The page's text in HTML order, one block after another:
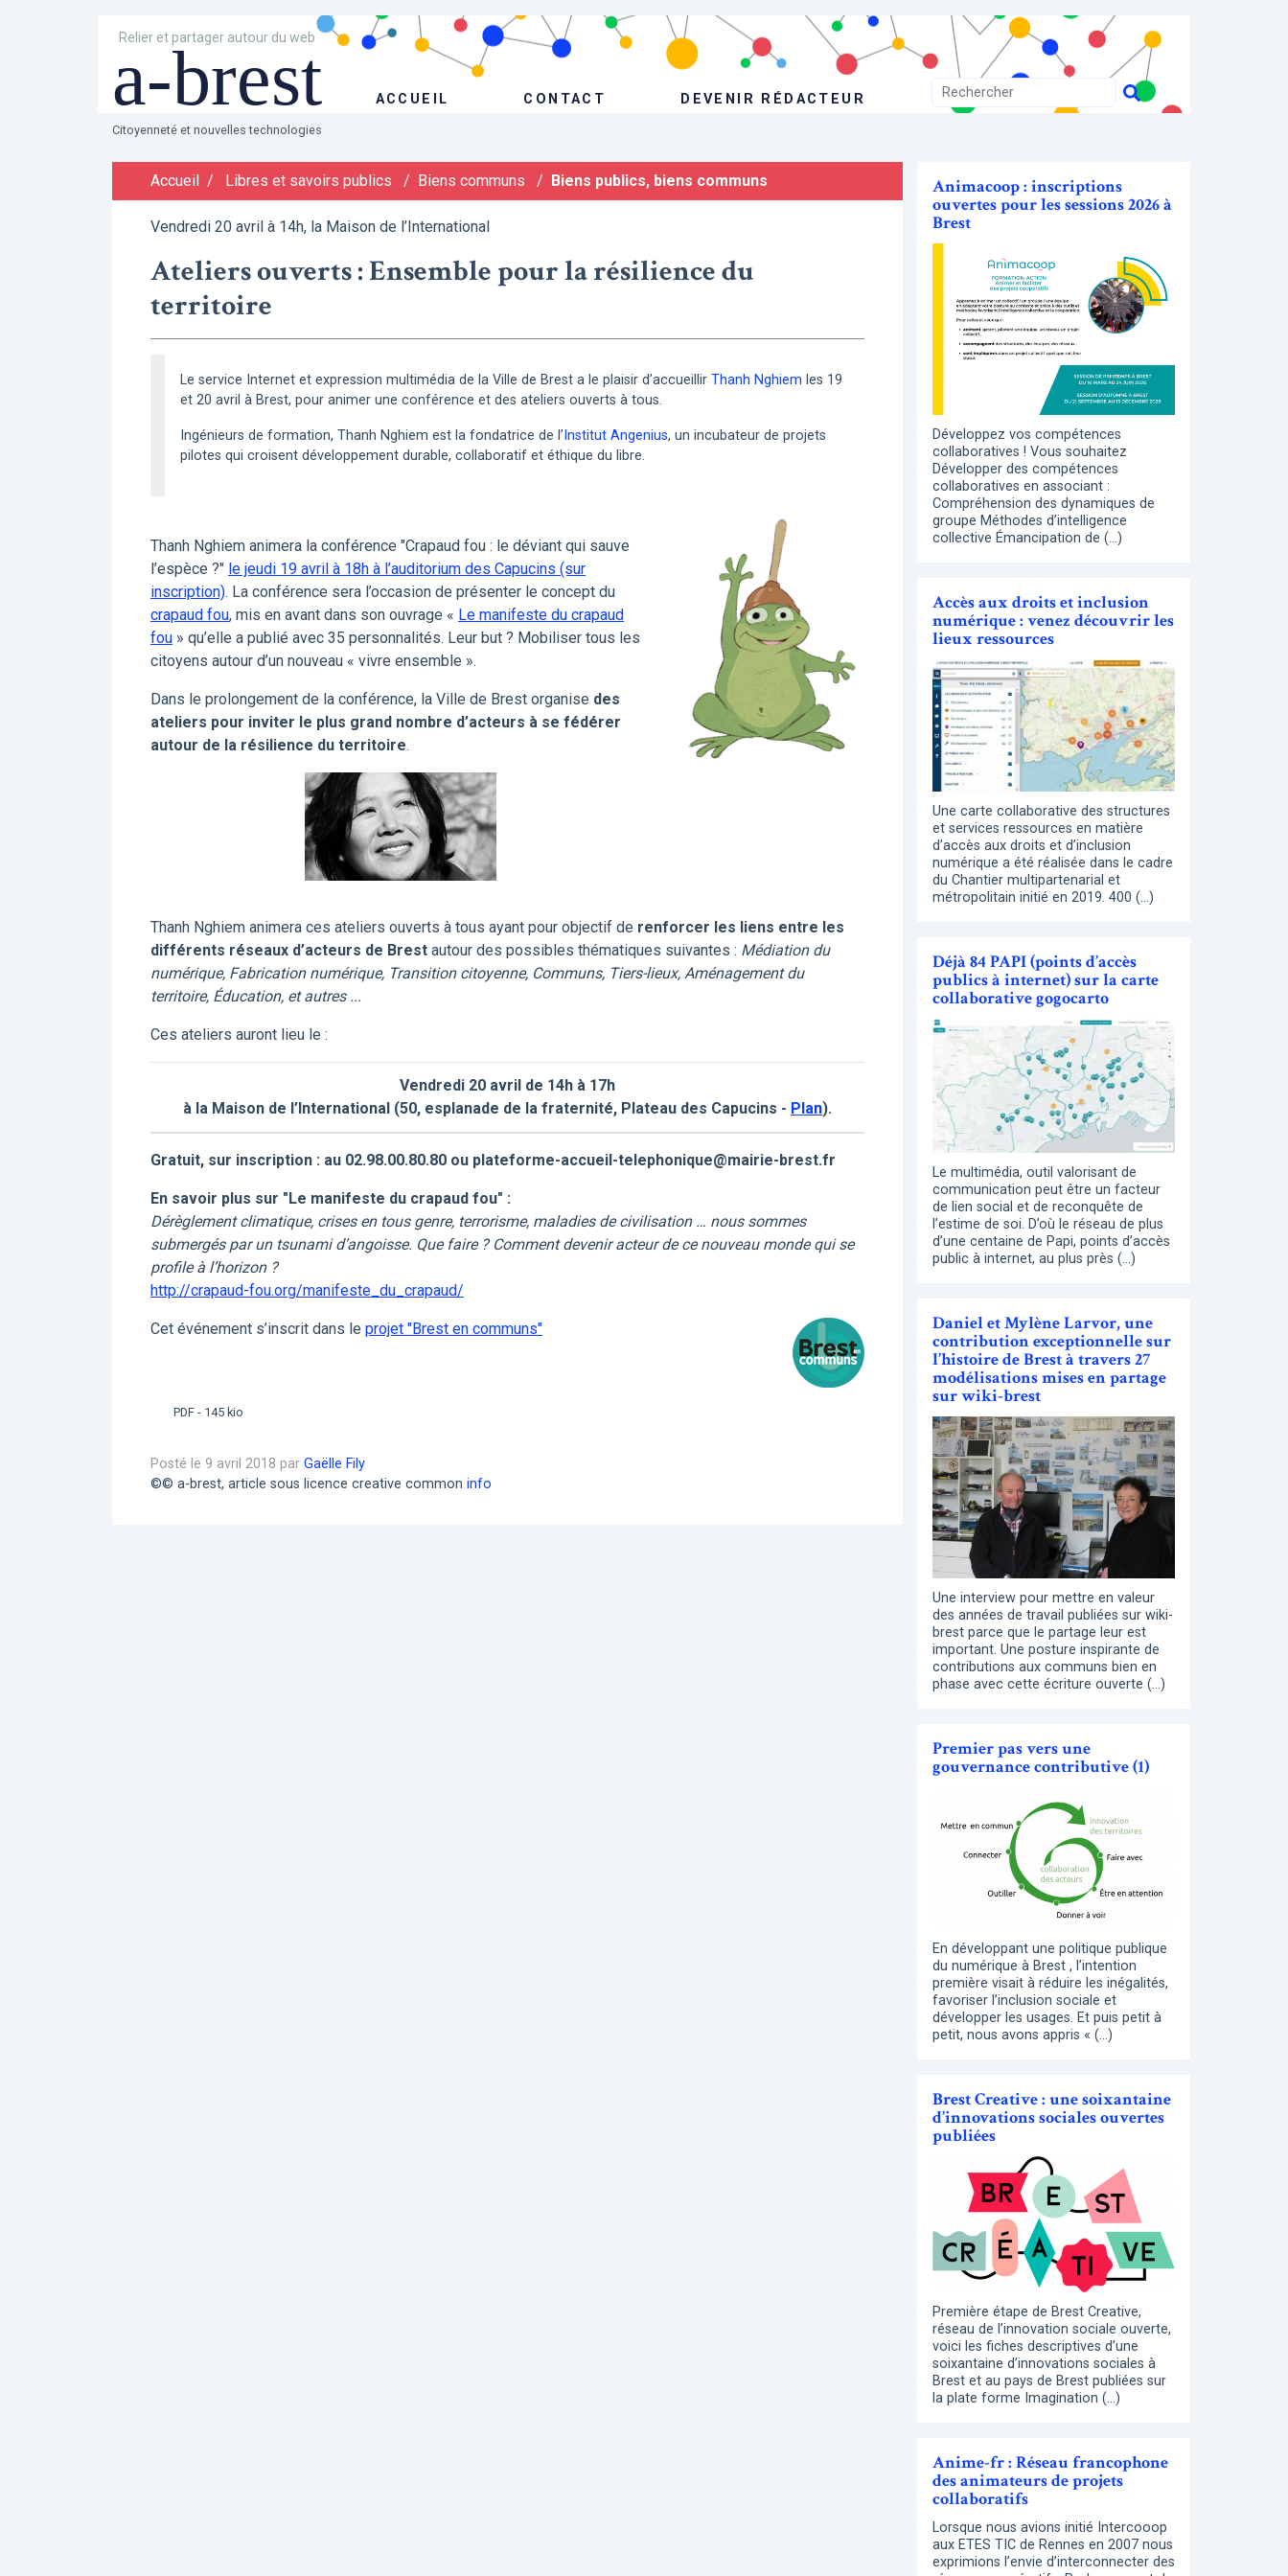
Relier et partager autour du web
a-brest ACCUEIL CONTACT DEVENIR RÉDACTEUR
Citoyenneté et nouvelles technologies
Accueil / Libres et savoirs publics / Biens communs / Biens publics, biens communs
Vendredi 20 avril à 14h, la Maison de l’International
Ateliers ouverts : Ensemble pour la résilience du
territoire
Le service Internet et expression multimédia de la Ville de Brest a le plaisir d’accueillir Thanh Nghiem les 19
et 20 avril à Brest, pour animer une conférence et des ateliers ouverts à tous.
Ingénieurs de formation, Thanh Nghiem est la fondatrice de l’ Institut Angenius, un incubateur de projets
pilotes qui croisent développement durable, collaboratif et éthique du libre.
Thanh Nghiem animera la conférence "Crapaud fou : le déviant qui sauve
l’espèce ?" le jeudi 19 avril à 18h à l’auditorium des Capucins (sur
inscription). La conférence sera l’occasion de présenter le concept du
crapaud fou, mis en avant dans son ouvrage « Le manifeste du crapaud
fou » qu’elle a publié avec 35 personnalités. Leur but ? Mobiliser tous les
citoyens autour d’un nouveau « vivre ensemble ».
Dans le prolongement de la conférence, la Ville de Brest organise des
ateliers pour inviter le plus grand nombre d’acteurs à se fédérer
autour de la résilience du territoire.
Thanh Nghiem animera ces ateliers ouverts à tous ayant pour objectif de renforcer les liens entre les
différents réseaux d’acteurs de Brest autour des possibles thématiques suivantes : Médiation du
numérique, Fabrication numérique, Transition citoyenne, Communs, Tiers-lieux, Aménagement du
territoire, Éducation, et autres ...
Ces ateliers auront lieu le :
Vendredi 20 avril de 14h à 17h
à la Maison de l’International (50, esplanade de la fraternité, Plateau des Capucins - Plan).
Gratuit, sur inscription : au 02.98.00.80.80 ou plateforme-accueil-telephonique@mairie-brest.fr
En savoir plus sur "Le manifeste du crapaud fou" :
Dérèglement climatique, crises en tous genre, terrorisme, maladies de civilisation … nous sommes
submergés par un tsunami d’angoisse. Que faire ? Comment devenir acteur de ce nouveau monde qui se
profile à l’horizon ?
http://crapaud-fou.org/manifeste_du_crapaud/
Cet événement s’inscrit dans le projet "Brest en communs"
PDF - 145 kio
Posté le 9 avril 2018 par Gaëlle Fily
©© a-brest, article sous licence creative common info
Animacoop : inscriptions
ouvertes pour les sessions 2026 à
Brest
Développez vos compétences
collaboratives ! Vous souhaitez
Développer des compétences
collaboratives en associant :
Compréhension des dynamiques de
groupe Méthodes d’intelligence
collective Émancipation de (…)
Accès aux droits et inclusion
numérique : venez découvrir les
lieux ressources
Une carte collaborative des structures
et services ressources en matière
d’accès aux droits et d’inclusion
numérique a été réalisée dans le cadre
du Chantier multipartenarial et
métropolitain initié en 2019. 400 (…)
Déjà 84 PAPI (points d’accès
publics à internet) sur la carte
collaborative gogocarto
Le multimédia, outil valorisant de
communication peut être un facteur
de lien social et de reconquête de
l’estime de soi. D’où le réseau de plus
d’une centaine de Papi, points d’accès
public à internet, au plus près (…)
Daniel et Mylène Larvor, une
contribution exceptionnelle sur
l’histoire de Brest à travers 27
modélisations mises en partage
sur wiki-brest
Une interview pour mettre en valeur
des années de travail publiées sur wiki-
brest parce que le partage leur est
important. Une posture inspirante de
contributions aux communs bien en
phase avec cette écriture ouverte (…)
Premier pas vers une
gouvernance contributive (1)
En développant une politique publique
du numérique à Brest , l’intention
première visait à réduire les inégalités,
favoriser l’inclusion sociale et
développer les usages. Et puis petit à
petit, nous avons appris « (…)
Brest Creative : une soixantaine
d’innovations sociales ouvertes
publiées
Première étape de Brest Creative,
réseau de l’innovation sociale ouverte,
voici les fiches descriptives d’une
soixantaine d’innovations sociales à
Brest et au pays de Brest publiées sur
la plate forme Imagination (…)
Anime-fr : Réseau francophone
des animateurs de projets
collaboratifs
Lorsque nous avions initié Intercooop
aux ETES TIC de Rennes en 2007 nous
exprimions l’envie d’interconnecter des